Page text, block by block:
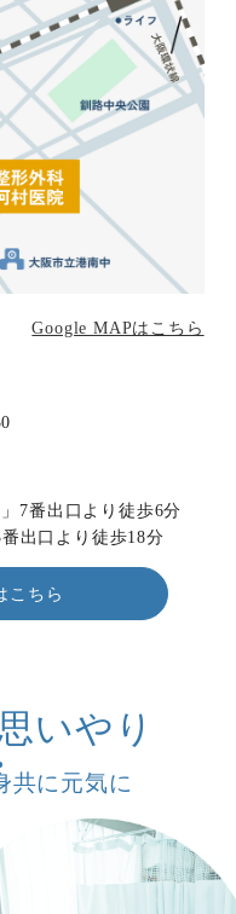
Google MAPはこちら
7番出口より徒歩6分
出口より徒歩18分
こちら
いやり
共に元気に